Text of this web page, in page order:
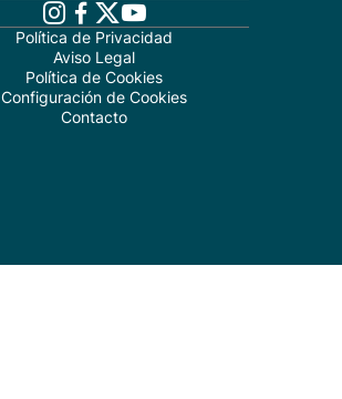
Política de Privacidad
Aviso Legal
Política de Cookies
Configuración de Cookies
Contacto